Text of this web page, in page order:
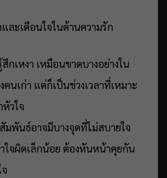
ละเตือนใจในด้านความรัก
สึกเหงา เหมือนขาดบางอย่างใน
นเก่า แต่ก็เป็นช่วงเวลาที่เหมาะ
หัวใจ
มพันธ์อาจมีบางจุดที่ไม่สบายใจ
ใจผิดเล็กน้อย ต้องหันหน้าคุยกัน